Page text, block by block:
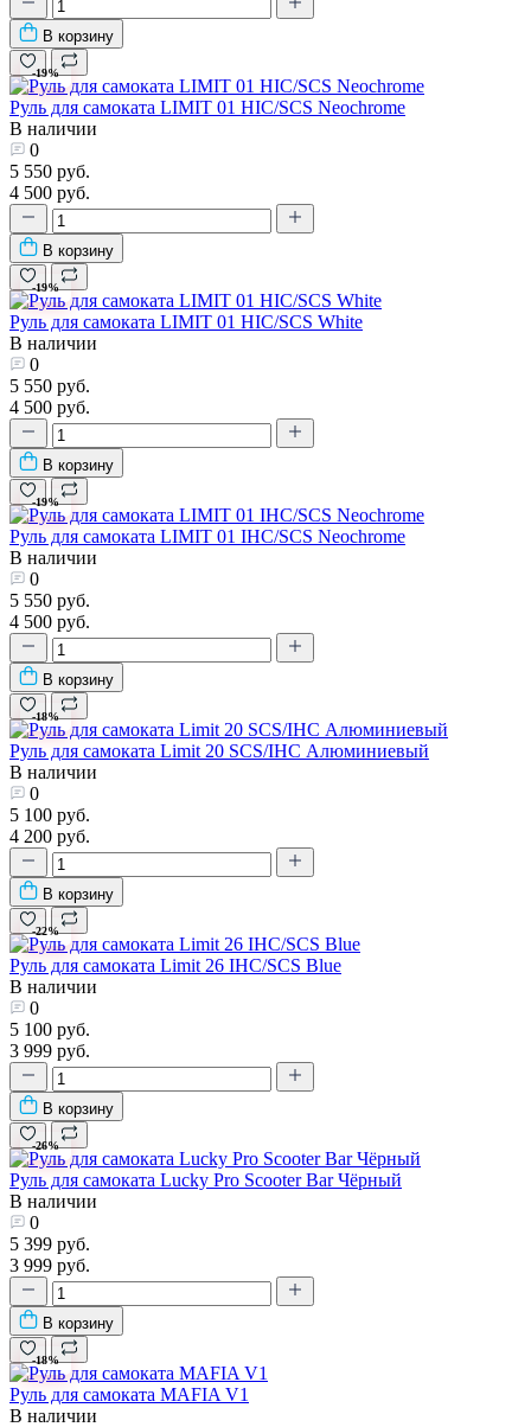
В корзину
-19%
Руль для самоката LIMIT 01 HIC/SCS Neochrome
В наличии
0
5 550 руб.
4 500 руб.
В корзину
-19%
Руль для самоката LIMIT 01 HIC/SCS White
В наличии
0
5 550 руб.
4 500 руб.
В корзину
-19%
Руль для самоката LIMIT 01 IHC/SCS Neochrome
В наличии
0
5 550 руб.
4 500 руб.
В корзину
-18%
Руль для самоката Limit 20 SCS/IHC Алюминиевый
В наличии
0
5 100 руб.
4 200 руб.
В корзину
-22%
Руль для самоката Limit 26 IHC/SCS Blue
В наличии
0
5 100 руб.
3 999 руб.
В корзину
-26%
Руль для самоката Lucky Pro Scooter Bar Чёрный
В наличии
0
5 399 руб.
3 999 руб.
В корзину
-18%
Руль для самоката MAFIA V1
В наличии